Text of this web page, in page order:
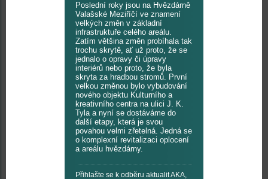
Poslední roky jsou na Hvězdárně
Valašské Meziříčí ve znamení
velkých změn v základní
infrastruktuře celého areálu.
Zatím většina změn probíhala tak
trochu skrytě, ať už proto, že se
jednalo o opravy či úpravy
interiérů nebo proto, že byla
skryta za hradbou stromů. První
velkou změnou bylo vybudování
nového objektu Kulturního a
kreativního centra na ulici J. K.
Tyla a nyní se dostáváme do
další etapy, která je svou
povahou velmi zřetelná. Jedná se
o komplexní revitalizaci oplocení
a areálu hvězdárny.
Přihlašte se k odběru aktualit AKA,